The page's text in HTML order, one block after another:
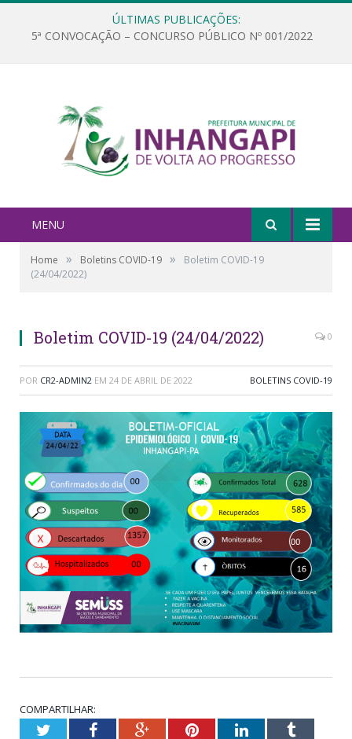
ÚLTIMAS PUBLICAÇÕES:
5ª CONVOCAÇÃO – CONCURSO PÚBLICO Nº 001/2022
MENU
Home » Boletins COVID-19 »
Boletim COVID-19
(24/04/2022)
Boletim COVID-19 (24/04/2022) 0
POR CR2-ADMIN2 EM 24 DE ABRIL DE 2022 BOLETINS COVID-19
COMPARTILHAR:
TwitterFacebookGoogle+PinterestLinkedInTumblr